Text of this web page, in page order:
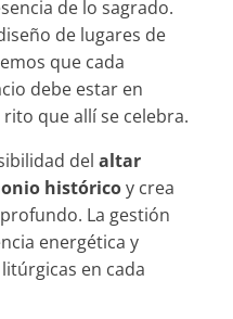
de lo sagrado.
de lugares de
que cada
debe estar en
que allí se celebra.
del altar
históricoy crea
profundo. La gestión
energética y
en cada